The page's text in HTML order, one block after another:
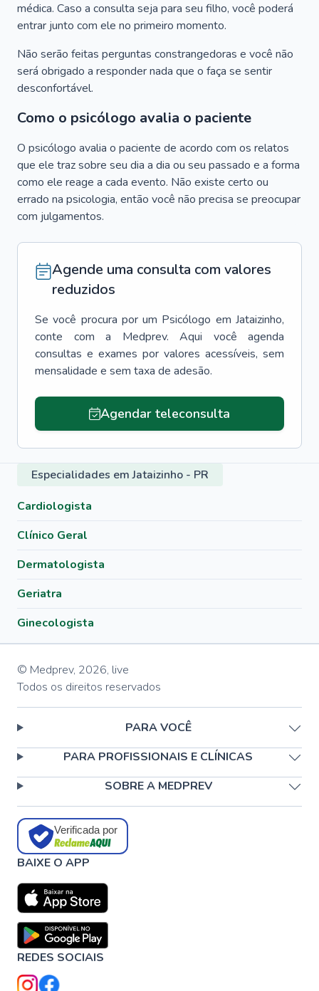
médica. Caso a consulta seja para seu filho, você poderá
entrar junto com ele no primeiro momento.
Não serão feitas perguntas constrangedoras e você não
será obrigado a responder nada que o faça se sentir
desconfortável.
Como o psicólogo avalia o paciente
O psicólogo avalia o paciente de acordo com os relatos
que ele traz sobre seu dia a dia ou seu passado e a forma
como ele reage a cada evento. Não existe certo ou
errado na psicologia, então você não precisa se preocupar
com julgamentos.
Agende uma consulta com valores
reduzidos
Se você procura por um Psicólogo em Jataizinho,
conte com a Medprev. Aqui você agenda
consultas e exames por valores acessíveis, sem
mensalidade e sem taxa de adesão.
Agendar teleconsulta
Especialidades em Jataizinho - PR
Cardiologista
Clínico Geral
Dermatologista
Geriatra
Ginecologista
© Medprev, 2026, live
Todos os direitos reservados
PARA VOCÊ
PARA PROFISSIONAIS E CLÍNICAS
SOBRE A MEDPREV
Verificada por
BAIXE O APP
REDES SOCIAIS